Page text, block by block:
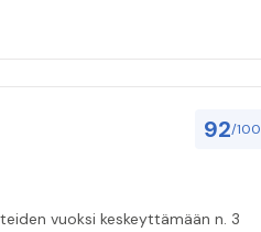
92/100
vuoksi keskeyttämään n. 3